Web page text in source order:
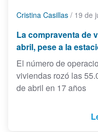
Cristina Casillas / 19 de
La compraventa de
abril, pese a la
El número de
viviendas rozó las
de abril en 17 años